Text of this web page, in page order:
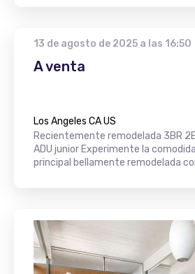
13 de agosto de 2025 a las 16:50
A venta
Los Angeles CA US
Recientemente remodelada 3BR
ADU junior Experimente la
principal bellamente remodelada